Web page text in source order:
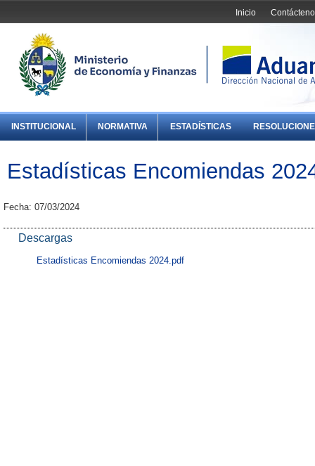
Inicio
INSTITUCIONAL NORMATIVA ESTADÍSTICAS
Estadísticas Encomiendas
Fecha: 07/03/2024
Descargas
Estadísticas Encomiendas 2024.pdf